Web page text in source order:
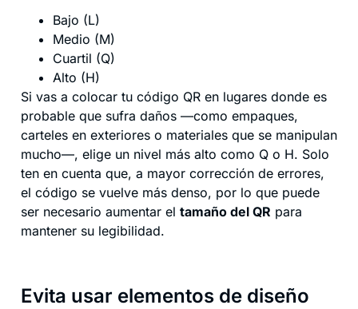
Bajo (L)
Medio (M)
Cuartil (Q)
Alto (H)
Si vas a colocar tu código QR en lugares donde es
probable que sufra daños —como empaques,
carteles en exteriores o materiales que se manipulan
mucho—, elige un nivel más alto como Q o H. Solo
ten en cuenta que, a mayor corrección de errores,
el código se vuelve más denso, por lo que puede
ser necesario aumentar el tamaño del QR para
mantener su legibilidad.
Evita usar elementos de diseño